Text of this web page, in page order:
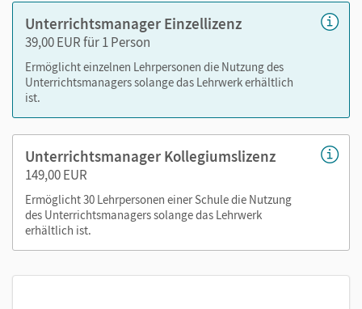
Kopiervorlagen als PDF
Lesetrainingseiten derLesefreunde
Nutzen Sie den Unterrichtsmanager auf lernen.cornelsen.de
oder über die Cornelsen Lernen App.
Unterrichtsmanager Einzellizenz
39,00 EUR für 1 Person
Ermöglicht einzelnen Lehrpersonen die Nutzung des
Unterrichtsmanagers solange das Lehrwerk erhältlich
ist.
Unterrichtsmanager Kollegiumslizenz
149,00 EUR
Ermöglicht 30 Lehrpersonen einer Schule die Nutzung
des Unterrichtsmanagers solange das Lehrwerk
erhältlich ist.